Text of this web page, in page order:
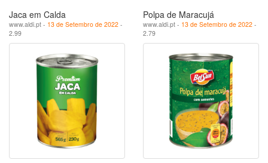
Jaca em Calda
www.aldi.pt - 13 de Setembro de 2022 -
2.99
Polpa de Maracujá
www.aldi.pt - 13 de Setembro de 2022 -
2.79